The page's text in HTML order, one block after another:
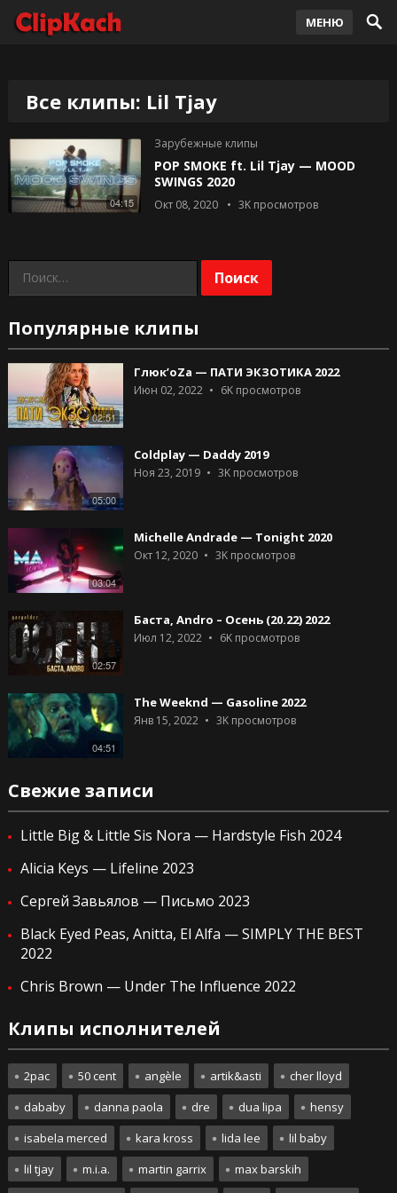
МЕНЮ
Все клипы: Lil Tjay
04:15
Зарубежные клипы
POP SMOKE ft. Lil Tjay — MOOD
SWINGS 2020
Окт 08, 2020 3Kпросмотров
Найти:
Популярные клипы
02:51
Глюк’оZа — ПАТИ ЭКЗОТИКА 2022
Июн 02, 2022 6Kпросмотров
05:00
Coldplay — Daddy 2019
Ноя 23, 2019 3Kпросмотров
03:04
Michelle Andrade — Tonight 2020
Окт 12, 2020 3Kпросмотров
02:57
Баста, Andro – Осень (20.22) 2022
Июл 12, 2022 6Kпросмотров
04:51
The Weeknd — Gasoline 2022
Янв 15, 2022 3Kпросмотров
Свежие записи
Little Big & Little Sis Nora — Hardstyle Fish 2024
Alicia Keys — Lifeline 2023
Сергей Завьялов — Письмо 2023
Black Eyed Peas, Anitta, El Alfa — SIMPLY THE BEST
2022
Chris Brown — Under The Influence 2022
Клипы исполнителей
2pac 50 cent angèle artik&asti
cher lloyd
dababy
danna paola dre dua lipa
hensy
isabela merced
kara kross lida lee
lil baby
lil tjay
m.i.a. martin garrix
max barskih